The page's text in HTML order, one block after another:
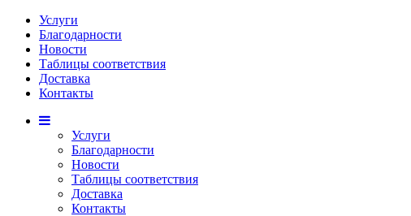
Услуги
Благодарности
Новости
Таблицы соответствия
Доставка
Контакты
Услуги
Благодарности
Новости
Таблицы соответствия
Доставка
Контакты